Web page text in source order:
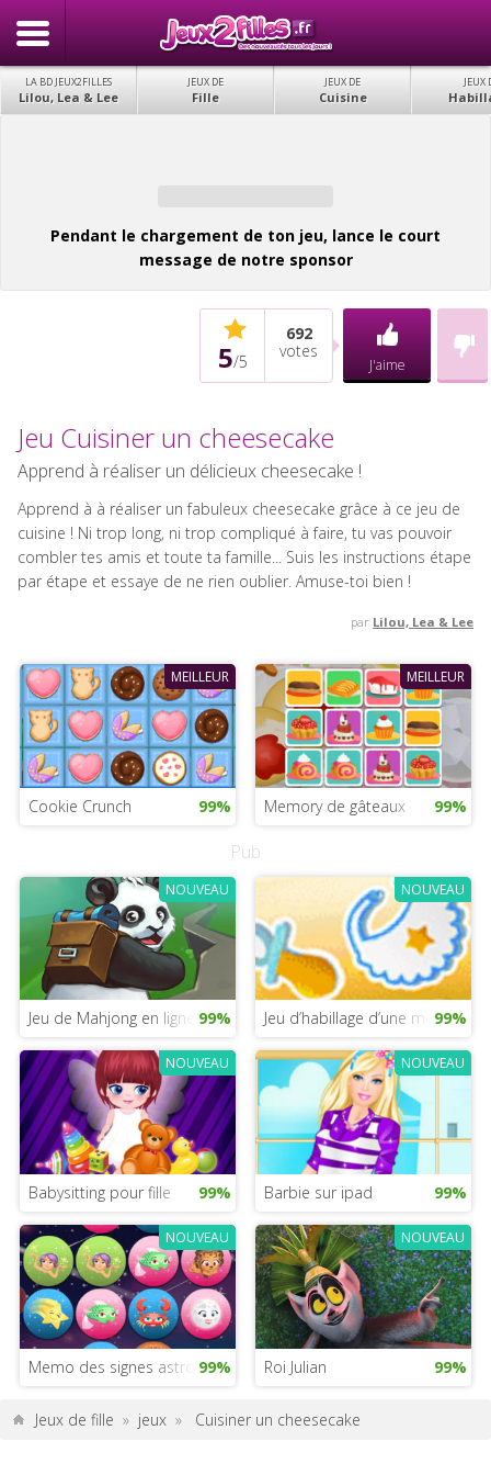
LA BD JEUX2FILLES
Lilou, Lea & Lee
JEUX DE
Fille
JEUX DE
Cuisine
JEUX
Pendant le chargement de ton jeu, lance le court
message de notre sponsor
5/5
692
votes
J'aime
Jeu Cuisiner un cheesecake
Apprend à réaliser un délicieux cheesecake !
Apprend à à réaliser un fabuleux cheesecake grâce à ce jeu de
cuisine ! Ni trop long, ni trop compliqué à faire, tu vas pouvoir
combler tes amis et toute ta famille... Suis les instructions étape
par étape et essaye de ne rien oublier. Amuse-toi bien !
par Lilou, Lea & Lee
MEILLEUR
Cookie Crunch 99%
MEILLEUR
Memory de gâteaux 99%
Pub
NOUVEAU
Jeu de Mahjong en ligne 99%
NOUVEAU
Jeu d’habillage d’une mère
99%
NOUVEAU
Babysitting pour fille 99%
NOUVEAU
Barbie sur ipad 99%
NOUVEAU
Memo des signes astrologiques
99%
NOUVEAU
Roi Julian 99%
Jeux de fille » jeux » Cuisiner un cheesecake